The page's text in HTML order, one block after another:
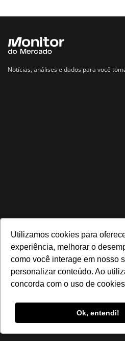
Utilizamos cookies para
experiência, melhorar o
como você interage em nosso
personalizar conteúdo. Ao
concorda com o uso de
Ok, entendi!
Notícias, análises e dados para você
Navegue no site
Últimas notícias Quem somos
Política de privacidade